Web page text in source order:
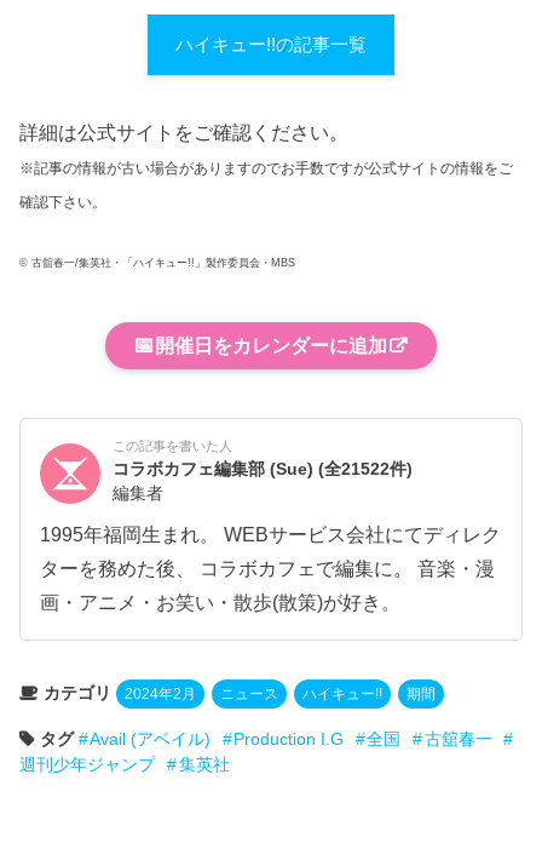
ハイキュー!!の記事一覧
詳細は公式サイトをご確認ください。
※記事の情報が古い場合がありますのでお手数ですが公式サイトの情報をご
確認下さい。
© 古舘春一/集英社・「ハイキュー!!」製作委員会・MBS
📅 開催日をカレンダーに追加
この記事を書いた人
コラボカフェ編集部 (Sue)(全21522件)
編集者
1995年福岡生まれ。 WEBサービス会社にてディレク
ターを務めた後、 コラボカフェで編集に。 音楽・漫
画・アニメ・お笑い・散歩(散策)が好き。
カテゴリ 2024年2月 ニュース ハイキュー!! 期間
タグ Avail (アベイル) Production I.G 全国
古舘春一
週刊少年ジャンプ
集英社